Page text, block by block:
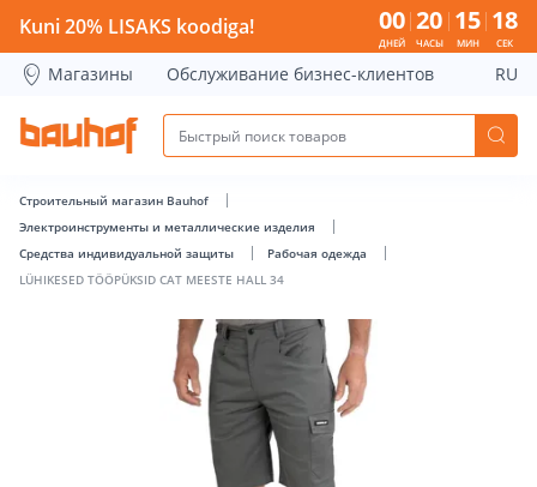
LÜHIKESED TÖÖPÜKSID CAT MEESTE HALL 34 - Bauhof has
Kuni 20% LISAKS koodiga! 00
ДНЕЙ
20
ЧАСЫ
15
МИН
18
СЕК
Магазины Обслуживание бизнес-клиентов RU
Строительный магазин Bauhof
Электроинструменты и металлические изделия
Средства индивидуальной защиты
Рабочая одежда
LÜHIKESED TÖÖPÜKSID CAT MEESTE HALL 34